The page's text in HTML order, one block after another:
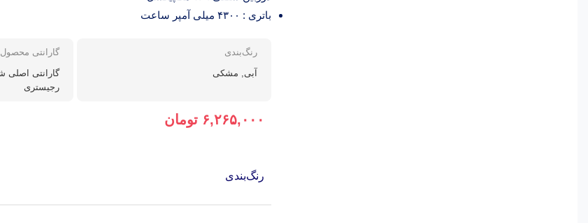
باتری : ۴۳۰۰ میلی آمپر ساعت
رنگ‌بندی
آبی, مشکی
گارانتی محصول
رجیستری
۶,۲۶۵,۰۰۰ تومان
رنگ‌بندی